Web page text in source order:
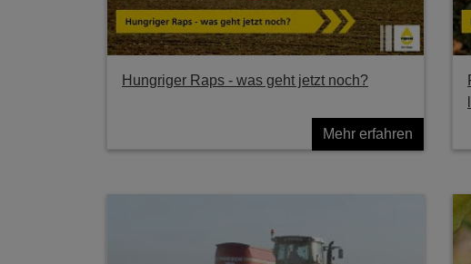
Hungriger Raps - was geht jetzt noch?
Mehr erfahren